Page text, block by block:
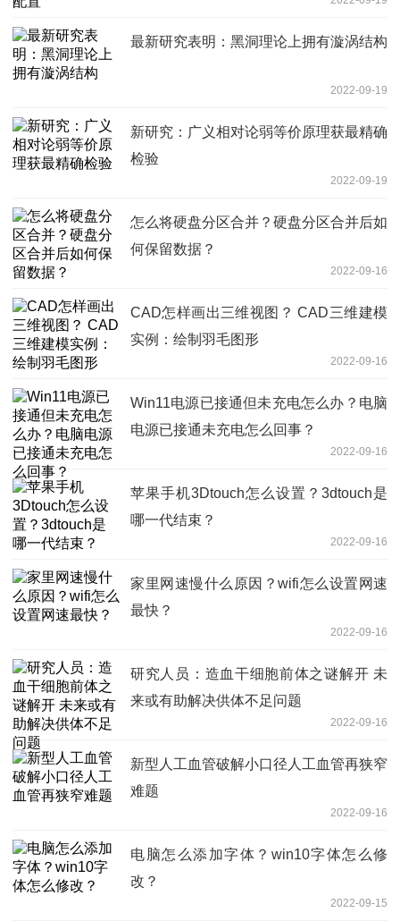
最新研究表明：黑洞理论上拥有漩涡结构
2022-09-19
新研究：广义相对论弱等价原理获最精确
检验
2022-09-19
怎么将硬盘分区合并？硬盘分区合并后如
何保留数据？
2022-09-16
CAD怎样画出三维视图？ CAD三维建模
实例：绘制羽毛图形
2022-09-16
Win11电源已接通但未充电怎么办？电脑
电源已接通未充电怎么回事？
2022-09-16
苹果手机3Dtouch怎么设置？3dtouch是
哪一代结束？
2022-09-16
家里网速慢什么原因？wifi怎么设置网速
最快？
2022-09-16
研究人员：造血干细胞前体之谜解开 未
来或有助解决供体不足问题
2022-09-16
新型人工血管破解小口径人工血管再狭窄
难题
2022-09-16
电脑怎么添加字体？win10字体怎么修
改？
2022-09-15